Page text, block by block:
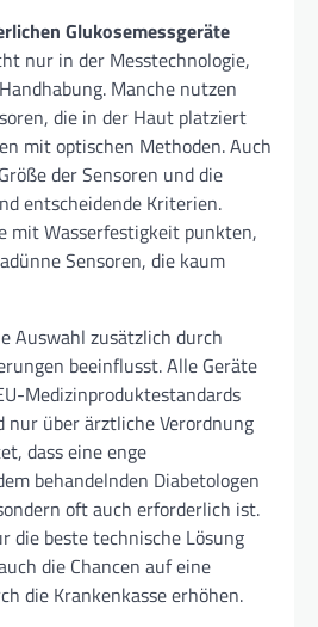
Glukosemessgeräte
nur in der Messtechnologie,
Manche nutzen
die in der Haut platziert
mit optischen Methoden. Auch
der Sensoren und die
entscheidende Kriterien.
mit Wasserfestigkeit punkten,
Sensoren, die kaum
Auswahl zusätzlich durch
beeinflusst. Alle Geräte
Medizinproduktestandards
über ärztliche Verordnung
dass eine enge
behandelnden Diabetologen
oft auch erforderlich ist.
die beste technische Lösung
die Chancen auf eine
die Krankenkasse erhöhen.